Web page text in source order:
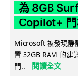
為 8GB
Copilot+ 門
Microsoft 被發現靜
置 32GB RAM 的建
門...
閱讀全文